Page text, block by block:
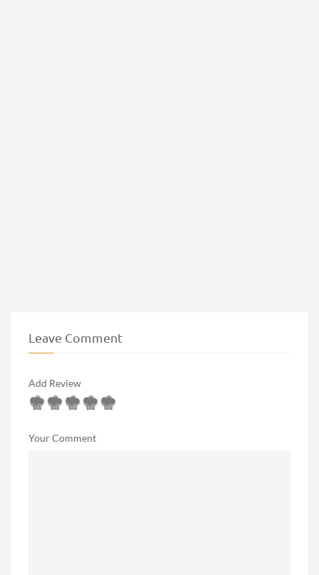
Leave Comment
Add Review
Your Comment